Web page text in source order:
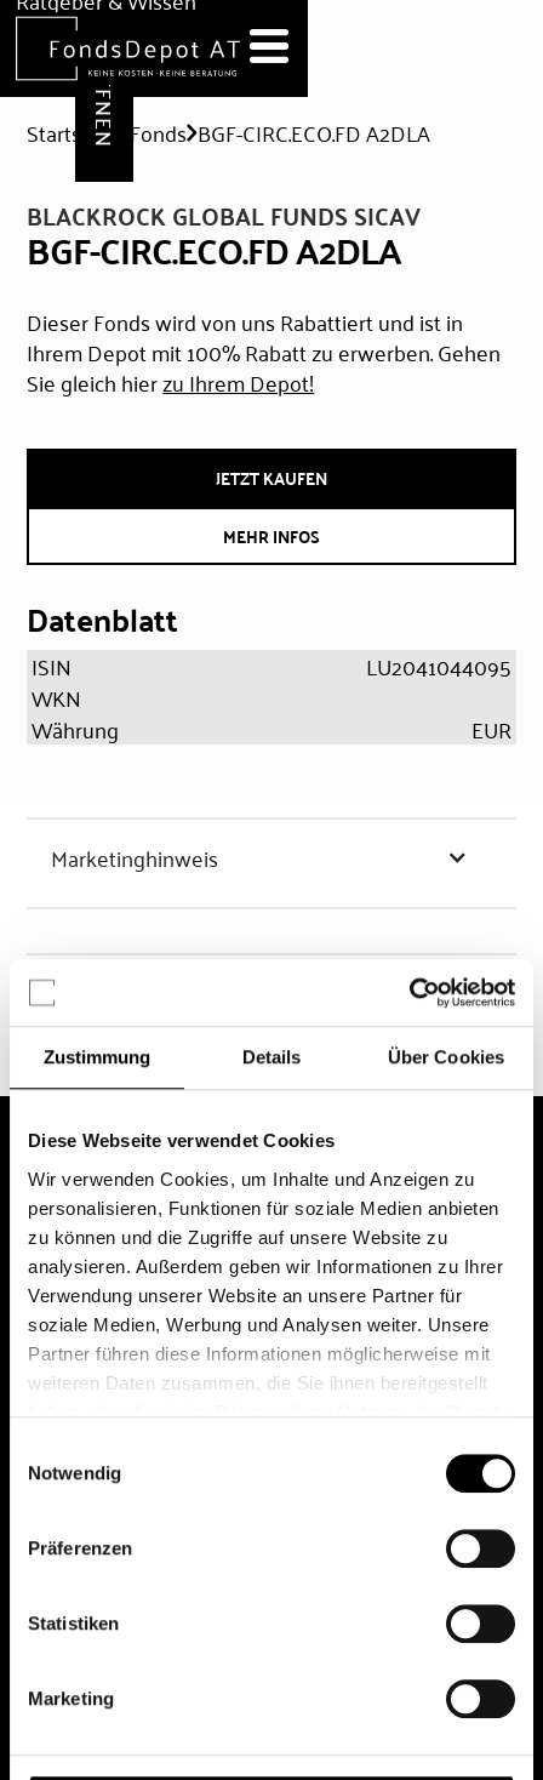
Zustimmung Details Über Cookies
Diese Webseite verwendet Cookies
Wir verwenden Cookies, um Inhalte und Anzeigen zu
personalisieren, Funktionen für soziale Medien anbieten
zu können und die Zugriffe auf unsere Website zu
analysieren. Außerdem geben wir Informationen zu Ihrer
Verwendung unserer Website an unsere Partner für
soziale Medien, Werbung und Analysen weiter. Unsere
Partner führen diese Informationen möglicherweise mit
weiteren Daten zusammen, die Sie ihnen bereitgestellt
Notwendig
Präferenzen
Statistiken
Marketing
Hilfe & Formulare
DEPOT ERÖFFNEN
Startseite Fonds BGF-CIRC.ECO.FD A2DLA
BLACKROCK GLOBAL FUNDS SICAV
BGF-CIRC.ECO.FD A2DLA
Dieser Fonds wird von uns Rabattiert und ist in
Ihrem Depot mit 100% Rabatt zu erwerben. Gehen
Sie gleich hierzu Ihrem Depot!
JETZT KAUFEN
MEHR INFOS
Datenblatt
ISIN
LU2041044095
WKN
Währung
EUR
Marketinghinweis
Chancen & Risiken
Das erste Depot in Österreich mit 0€ Kontoführung,
0€ Ausgabeaufschlag und 0€ Depotgebühren bei
knapp 2000 Fonds und 0€ Orderspesen.
All rights reserved.
Depot eröffnen
Depot übertragen